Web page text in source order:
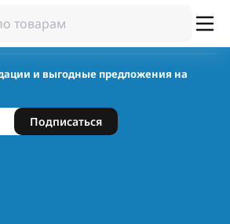
и выгодные предложения на
Подписаться